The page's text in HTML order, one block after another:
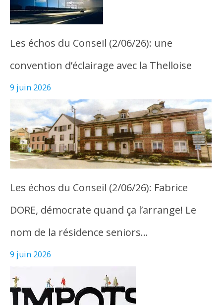
Les échos du Conseil (2/06/26): une
convention d’éclairage avec la Thelloise
9 juin 2026
Les échos du Conseil (2/06/26): Fabrice
DORE, démocrate quand ça l’arrange! Le
nom de la résidence seniors…
9 juin 2026